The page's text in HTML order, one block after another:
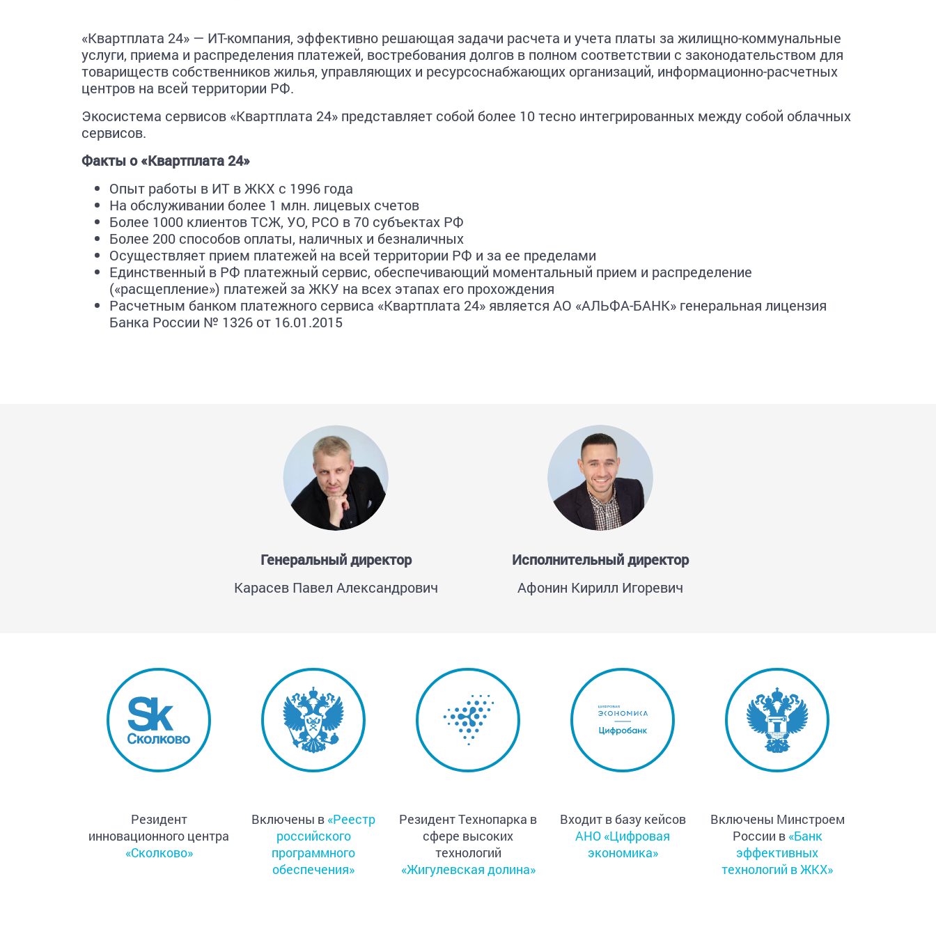
«Квартплата 24» — ИТ-компания, эффективно решающая задачи расчета и учета платы за жилищно-коммунальные
услуги, приема и распределения платежей, востребования долгов в полном соответствии с законодательством для
товариществ собственников жилья, управляющих и ресурсоснабжающих организаций, информационно-расчетных
центров на всей территории РФ.
Экосистема сервисов «Квартплата 24» представляет собой более 10 тесно интегрированных между собой облачных
сервисов.
Факты о «Квартплата 24»
Опыт работы в ИТ в ЖКХ с 1996 года
На обслуживании более 1 млн. лицевых счетов
Более 1000 клиентов ТСЖ, УО, РСО в 70 субъектах РФ
Более 200 способов оплаты, наличных и безналичных
Осуществляет прием платежей на всей территории РФ и за ее пределами
Единственный в РФ платежный сервис, обеспечивающий моментальный прием и распределение
(«расщепление») платежей за ЖКУ на всех этапах его прохождения
Расчетным банком платежного сервиса «Квартплата 24» является АО «АЛЬФА-БАНК» генеральная лицензия
Банка России № 1326 от 16.01.2015
Генеральный директор
Карасев Павел Александрович
Исполнительный директор
Афонин Кирилл Игоревич
Резидент
инновационного центра
«Сколково»
Включены в «Реестр
российского
программного
обеспечения»
Резидент Технопарка в
сфере высоких
технологий
«Жигулевская долина»
Входит в базу кейсов
АНО «Цифровая
экономика»
Включены Минстроем
России в «Банк
эффективных
технологий в ЖКХ»